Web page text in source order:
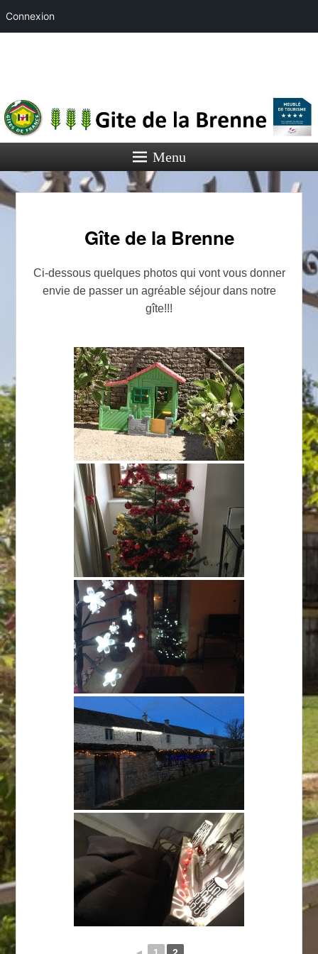
Connexion
Brenne
au coeur de l'Auxois
Menu
Gîte de la Brenne
Ci-dessous quelques photos qui vont vous donner
envie de passer un agréable séjour dans notre
gîte!!!